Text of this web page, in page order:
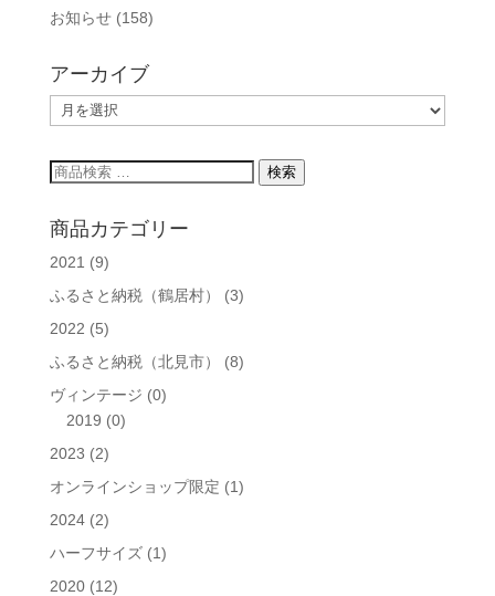
お知らせ(158)
アーカイブ
ー
カ
イ
検
対
検索
商品カテゴリー
2021 (9)
ふるさと納税（鶴居村）
(3)
2022 (5)
ふるさと納税（北見市）
(8)
ヴィンテージ (0)
2019 (0)
2023 (2)
オンラインショップ限定 (1)
2024 (2)
ハーフサイズ (1)
2020 (12)